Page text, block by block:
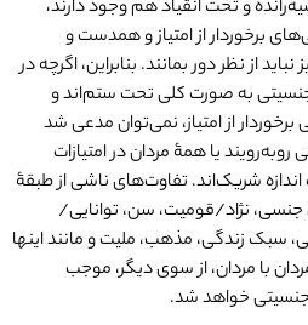
و تحت انقیاد هم وجود دارند،
برخوردار از امتیاز و همدست و
از نظر دور بمانند. بنابراین، اگرچه در
جنسیتی به صورت کلی تحت ستم‌اند و
از امتیاز، نمی‌توان مدعی شد
یا همۀ مردان در امتیازات
شریک‌اند. تفاوت‌های ناشی از طبقۀ
نژاد/قومیت، سن، توانایی/
سبک زندگی، مذهب، ملیت و مانند اینها
با مردان، از سوی دیگر، موجب
خواهد شد.